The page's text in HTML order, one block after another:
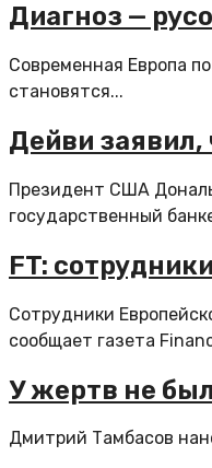
Диагноз —
Современная Европа
становятся...
Дейви заявил,
Президент США
государственный
FT:
Сотрудники
сообщает газета
У жертв не
Дмитрий Тамбасов